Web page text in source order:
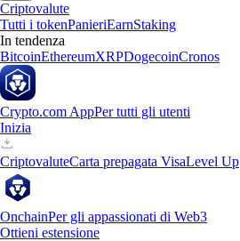
Criptovalute
Tutti i tokenPanieriEarnStaking
In tendenza
BitcoinEthereumXRPDogecoinCronos
Crypto.com AppPer tutti gli utenti
Inizia
CriptovaluteCarta prepagata VisaLevel Up
OnchainPer gli appassionati di Web3
Ottieni estensione